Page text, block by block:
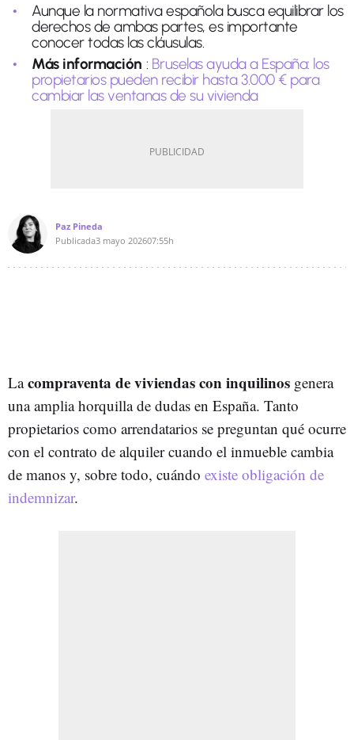
Aunque la normativa española busca equilibrar los
derechos de ambas partes, es importante
conocer todas las cláusulas.
Más información : Bruselas ayuda a España: los
propietarios pueden recibir hasta 3.000 € para
cambiar las ventanas de su vivienda
Paz Pineda
Publicada3 mayo 202607:55h
Lacompraventa de viviendas con inquilinos genera
una amplia horquilla de dudas en España. Tanto
propietarios como arrendatarios se preguntan qué ocurre
con el contrato de alquiler cuando el inmueble cambia
de manos y, sobre todo, cuándo existe obligación de
indemnizar.